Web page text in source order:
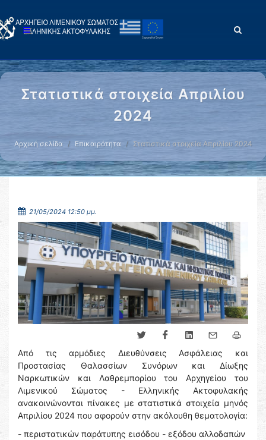
Στατιστικά στοιχεία Απριλίου
2024
Αρχική σελίδα Επικαιρότητα Στατιστικά στοιχεία Απριλίου 2024
21/05/2024 12:50 μμ.
Από τις αρμόδιες Διευθύνσεις Ασφάλειας και
Προστασίας Θαλασσίων Συνόρων και Δίωξης
Ναρκωτικών και Λαθρεμπορίου του Αρχηγείου του
Λιμενικού Σώματος - Ελληνικής Ακτοφυλακής
ανακοινώνονται πίνακες με στατιστικά στοιχεία μηνός
Απριλίου 2024 που αφορούν στην ακόλουθη θεματολογία:
- περιστατικών παράτυπης εισόδου - εξόδου αλλοδαπών